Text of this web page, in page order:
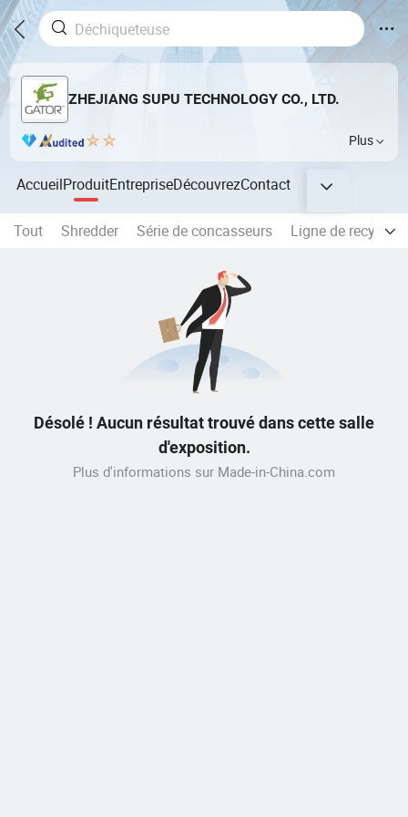
ZHEJIANG SUPU TECHNOLOGY CO., LTD.
Plus
AccueilProduitEntrepriseDécouvrezContact
Tout Shredder Série de concasseurs Ligne de
Désolé ! Aucun résultat trouvé dans cette salle
d'exposition.
Plus d'informations sur Made-in-China.com